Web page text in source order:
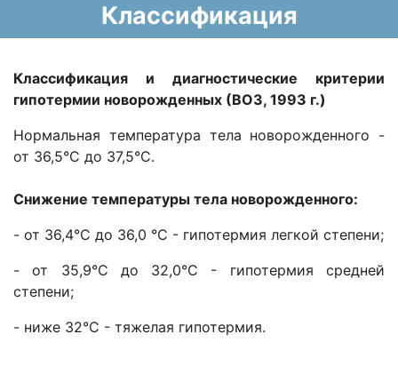
Классификация
Классификация и диагностические критерии
гипотермии новорожденных (ВОЗ, 1993 г.)
Нормальная температура тела новорожденного -
от 36,5°С до 37,5°С.
Снижение температуры тела новорожденного:
- от 36,4°С до 36,0 °С - гипотермия легкой степени;
- от 35,9°С до 32,0°С - гипотермия средней
степени;
- ниже 32°С - тяжелая гипотермия.